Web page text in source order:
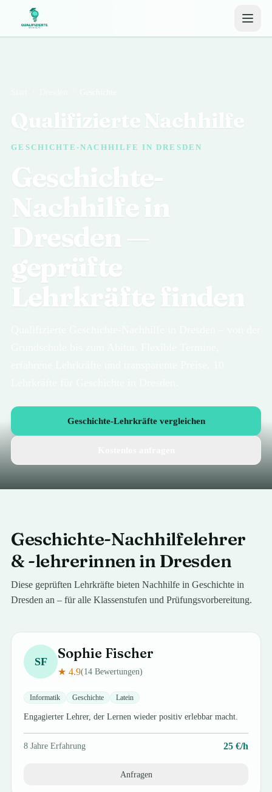
Qualifizierte Nachhilfe
GESCHICHTE-NACHHILFE IN DRESDEN
Geschichte-
Nachhilfe in
Dresden —
geprüfte
Lehrkräfte finden
Geschichte-Lehrkräfte vergleichen
Geschichte-Nachhilfelehrer
& -lehrerinnen in Dresden
Diese geprüften Lehrkräfte bieten Nachhilfe inGeschichte in
Dresden an – für alle Klassenstufen und Prüfungsvorbereitung.
SF Sophie Fischer
★4.9(14 Bewertungen)
Informatik Geschichte Latein
Engagierter Lehrer, der Lernen wieder positiv erlebbar macht.
8 Jahre Erfahrung 25€/h
Anfragen